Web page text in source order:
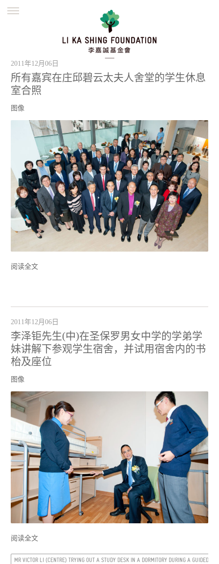
新闻资讯 欺诈警示
並肩同行
繁體
2011年12月06日
所有嘉宾在庄邱碧云太夫人舍堂的学生休息
室合照
图像
阅读全文
2011年12月06日
李泽钜先生(中)在圣保罗男女中学的学弟学
妹讲解下参观学生宿舍，并试用宿舍内的书
枱及座位
图像
阅读全文
MR VICTOR LI (CENTRE) TRYING OUT A STUDY DESK IN A DORMITORY DURING A GUIDED